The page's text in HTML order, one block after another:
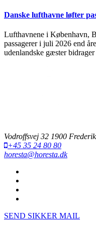
Danske lufthavne løfter
Lufthavnene i København,
passagerer i juli 2026 end
udenlandske gæster
Vodroffsvej 32 1900
+45 35 24 80 80
horesta@horesta.dk
SEND SIKKER MAIL